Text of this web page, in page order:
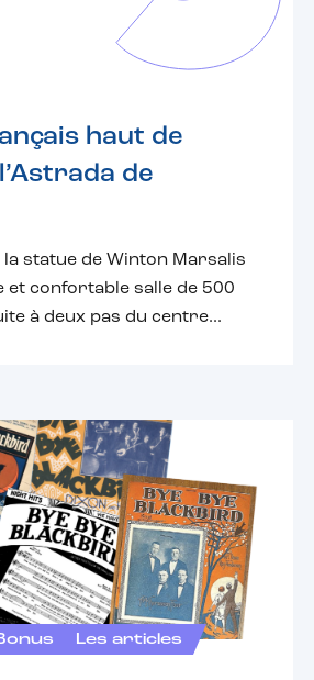
haut de
de
la statue de Winton Marsalis
et confortable salle de 500
à deux pas du centre...
Les articles